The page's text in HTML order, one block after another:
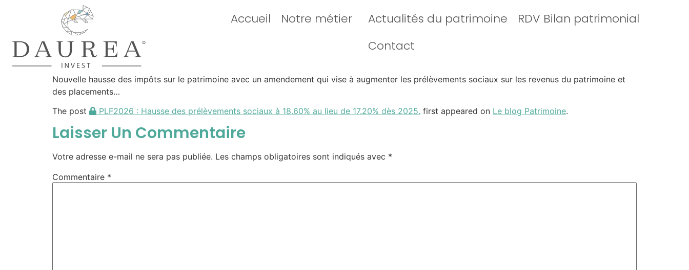
Accueil Notre métier Actualités du patrimoine
RDV Bilan patrimonial
Contact
Nouvelle hausse des impôts sur le patrimoine avec un amendement qui vise à augmenter les prélèvements sociaux sur les revenus du patrimoine et
des placements…
The post
PLF2026 : Hausse des prélèvements sociaux à 18.60% au lieu de 17.20% dès 2025. first appeared on Le blog Patrimoine.
Laisser Un Commentaire
Votre adresse e-mail ne sera pas publiée. Les champs obligatoires sont indiqués avec *
Commentaire *